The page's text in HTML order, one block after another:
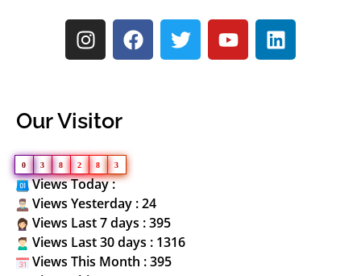
Our Visitor
0 3 8 2 8 3
Views Today :
Views Yesterday : 24
Views Last 7 days : 395
Views Last 30 days : 1316
Views This Month : 395